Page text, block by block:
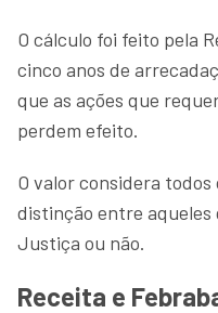
O cálculo foi feito pela
cinco anos de
que as ações que
perdem efeito.
O valor considera
distinção entre aqueles
Justiça ou não.
Receita e